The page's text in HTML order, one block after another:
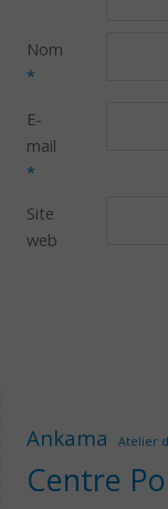
Nom
*
E-
mail
*
Site
web
Ankama Atelier
Centre